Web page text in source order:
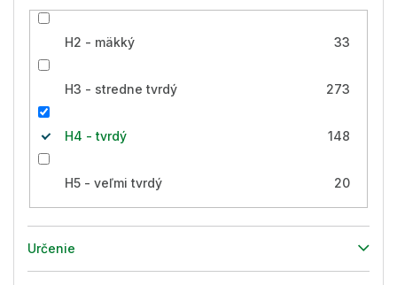
H2 - mäkký 33
H3 - stredne tvrdý 273
H4 - tvrdý 148
H5 - veľmi tvrdý 20
Určenie